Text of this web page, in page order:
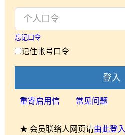
忘记口令
记住帐号口令
登入
重寄启用信 常见问题
★ 会员联络人网页请由此登入